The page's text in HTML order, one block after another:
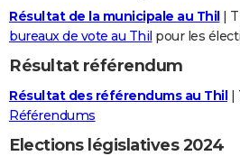
Carte de Noël
Carte Bonne année
Carte Saint-Valentin
Carte Pâques
Carte d'anniversaire
DICTIONNAIRE
Dictionnaire
Biographies
Citations
Expressions
Proverbes
PROGRAMME TV
COPAINS D'AVANT
AVIS DE DÉCÈS
Résultat de la municipale au Thil |
bureaux de vote au Thil pour les
Résultat référendum
Résultat des référendums au Thil|
Référendums
Elections législatives 2024